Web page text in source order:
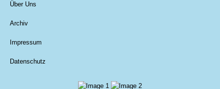
Über Uns
Archiv
Impressum
Datenschutz